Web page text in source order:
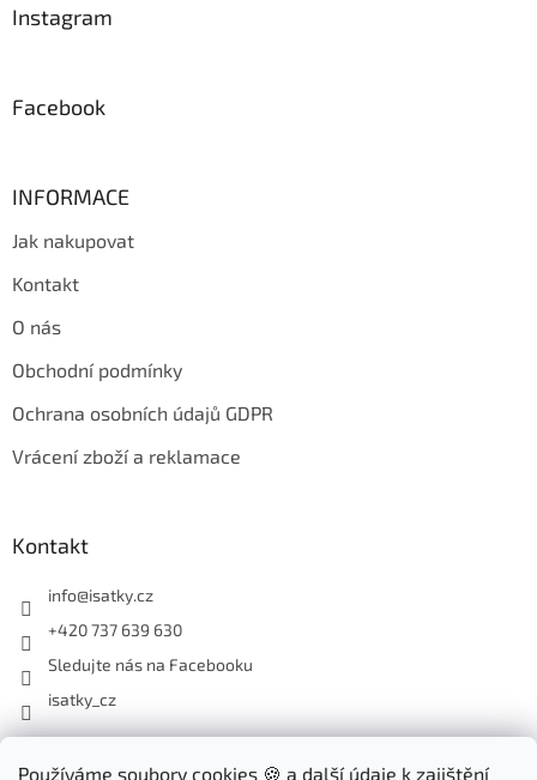
Používáme soubory cookies 🍪 a další údaje k zajištění
Instagram
Facebook
INFORMACE
Jak nakupovat
Kontakt
O nás
Obchodní podmínky
Ochrana osobních údajů GDPR
Vrácení zboží a reklamace
Kontakt
info@isatky.cz
+420 737 639 630
Sledujte nás na Facebooku
isatky_cz
Odebírat newsletter